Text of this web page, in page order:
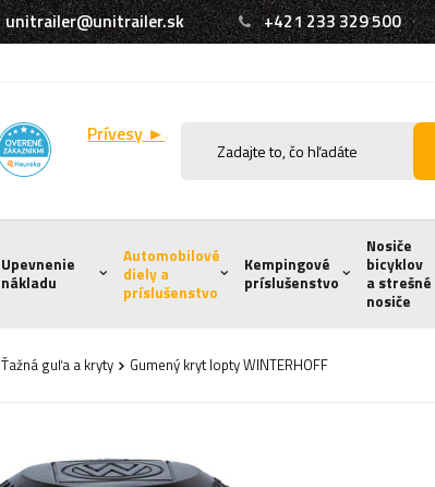
unitrailer@unitrailer.sk +421 233 329 500
Prívesy ►
Upevnenie
nákladu
Automobilové
diely a
príslušenstvo
Kempingové
príslušenstvo
Nosiče
bicyklov
a strešné
nosiče
Ťažná guľa a kryty Gumený kryt lopty WINTERHOFF